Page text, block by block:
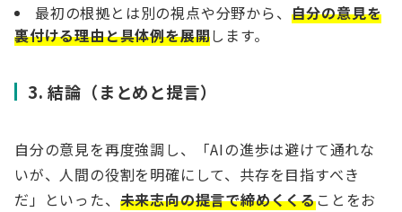
最初の根拠とは別の視点や分野から、 自分の意見を
裏付ける理由と具体例を展開します。
3. 結論（まとめと提言）
自分の意見を再度強調し、「AIの進歩は避けて通れな
いが、人間の役割を明確にして、共存を目指すべき
だ」といった、 未来志向の提言で締めくくることをお